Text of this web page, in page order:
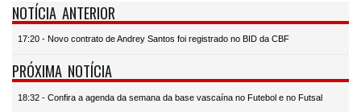
NOTÍCIA ANTERIOR
17:20 - Novo contrato de Andrey Santos foi registrado no BID da CBF
PRÓXIMA NOTÍCIA
18:32 - Confira a agenda da semana da base vascaína no Futebol e no Futsal